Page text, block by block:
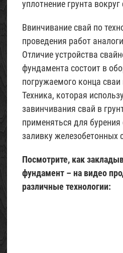
уплотнение грунта
Ввинчивание свай по
проведения работ
Отличие устройства
фундамента состоит в
погружаемого конца
Техника, которая
завинчивания свай в
применяться для
заливку железобетонных
Посмотрите, как
фундамент – на видео
различные технологии: